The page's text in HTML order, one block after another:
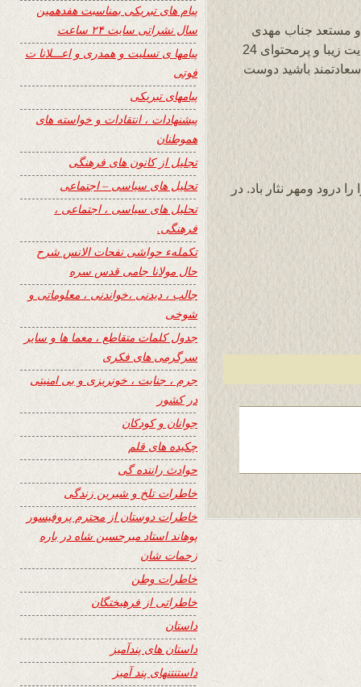
مستعد جناب مهدی
بشیر، تشکر از دیزاین و نشر این دوبیتی در سایت زیبا و پرمحتوای 24
باشید دوست
ومهر نثار باد. در
پیام های تبریکی بمناسبت هفدهمین
سال نشراتی سایت ۲۴ ساعت
پیامها ی تسلیت و همدری و اعـــلانا ت
فوتی
پیامهای تبریکی
پیشنهادات ، انتقادات و خواسته های
هموطنان
تجلیل از کانون های فرهنگی
تحلیل های سیاسی – اجتماعی
تحلیل های سیاسی ، اجتماعی ،
فرهنگی.
تکملهء حواشی نفحات الانس شرح
حال مولانا جامی قدس سره
جالب ، دیدنی ،خواندنی ، معلوماتی و
شوخی
جدول کلمات متقاطع ، معما ها و سایر
سرگرمی های فکری
جرم ، جنایت ، خونریزی و بی امنیتی
در کشور
جوانان و کودکان
چکیده های قلم
حوادث راننده گی
خاطرات تلخ و شیرین زندگی
خاطرات دوستان از محترم پروفیسور
پوهاند استاد میرحسین شاه در باره
زحمات شان
خاطرات وطن
خاطراتی از فرهیختگان
داستان
داستان های پندآمیز
داستنتنهای پند آمیز